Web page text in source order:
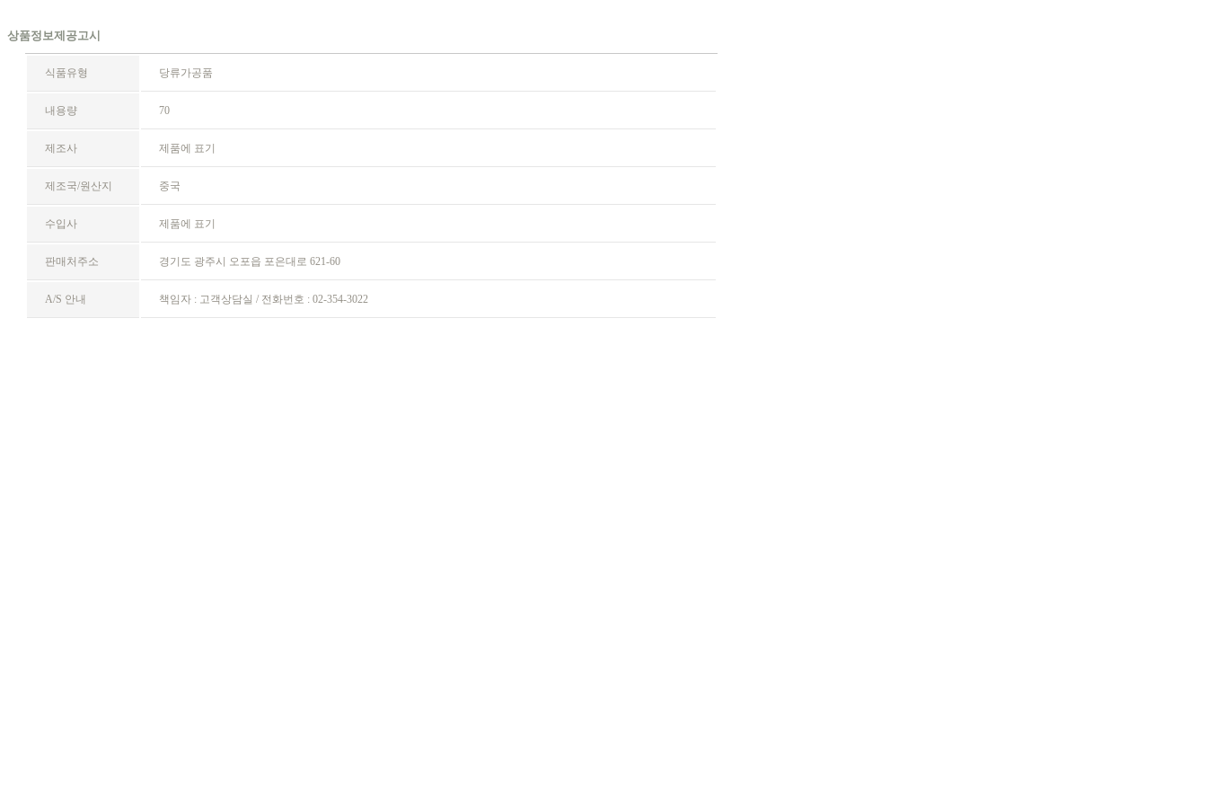
상품정보제공고시
식품유형 당류가공품
내용량 70
제조사 제품에 표기
제조국/원산지 중국
수입사 제품에 표기
판매처주소 경기도 광주시 오포읍 포은대로 621-60
A/S 안내 책임자 : 고객상담실 / 전화번호 : 02-354-3022